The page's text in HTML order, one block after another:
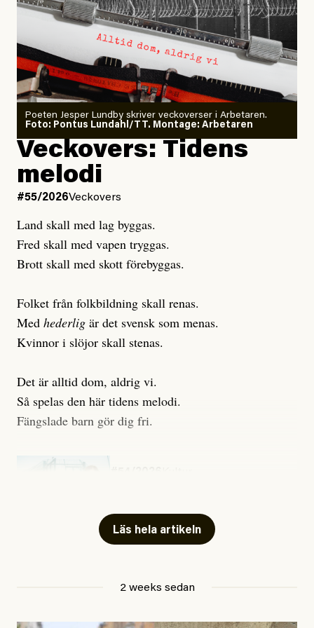
#54/2026Debatt
Sensationalism när ETC
granskar vänstern
Publicerad6 August, 2026
Uppdaterad7 August, 2026
Arbetsmiljöverket:
Dödsolyckorna har slutat
minska
Joel Kellgren
Publicerad3 August, 2026
Uppdaterad3 August, 2026
Poeten Jesper Lundby skriver veckoverser i Arbetaren.
Foto: Pontus Lundahl/TT. Montage: Arbetaren
Veckovers: Tidens
melodi
#55/2026Veckovers
Land skall med lag byggas.
Fred skall med vapen tryggas.
Brott skall med skott förebyggas.
Folket från folkbildning skall renas.
Med hederlig är det svensk som menas.
Kvinnor i slöjor skall stenas.
Det är alltid dom, aldrig vi.
Så spelas den här tidens melodi.
Fängslade barn gör dig fri.
Läs hela artikeln
2 weeks sedan